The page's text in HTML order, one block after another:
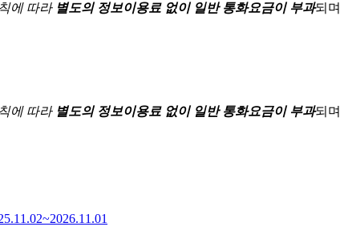
에 따라 별도의 정보이용료 없이 일반 통화요금이 부과되며
에 따라 별도의 정보이용료 없이 일반 통화요금이 부과되며